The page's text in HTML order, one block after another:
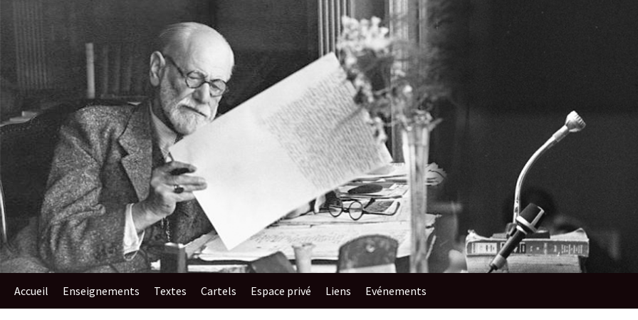
Accueil Enseignements​ Textes Cartels Espace privé Liens Evénements